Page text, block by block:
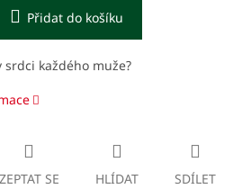
Přidat do košíku
srdci každého muže?
ZEPTAT SE HLÍDAT SDÍLET